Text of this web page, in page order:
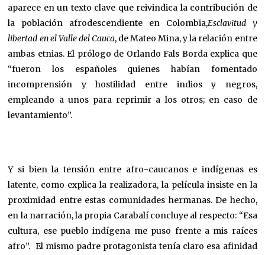
aparece en un texto clave que reivindica la contribución de
la población afrodescendiente en Colombia,Esclavitud y
libertad en el Valle del Cauca, de Mateo Mina, y la relación entre
ambas etnias. El prólogo de Orlando Fals Borda explica que
“fueron los españoles quienes habían fomentado
incomprensión y hostilidad entre indios y negros,
empleando a unos para reprimir a los otros; en caso de
levantamiento”.
Y si bien la tensión entre afro-caucanos e indígenas es
latente, como explica la realizadora, la película insiste en la
proximidad entre estas comunidades hermanas. De hecho,
en la narración, la propia Carabalí concluye al respecto: “Esa
cultura, ese pueblo indígena me puso frente a mis raíces
afro”. El mismo padre protagonista tenía claro esa afinidad